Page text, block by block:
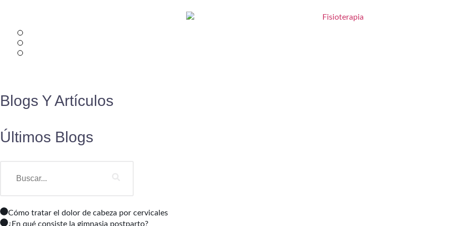
Blogs Y Artículos
Últimos Blogs
Cómo tratar el dolor de cabeza por cervicales
¿En qué consiste la gimnasia postparto?